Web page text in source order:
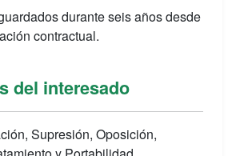
durante seis años desde
contractual.
del interesado
Supresión, Oposición,